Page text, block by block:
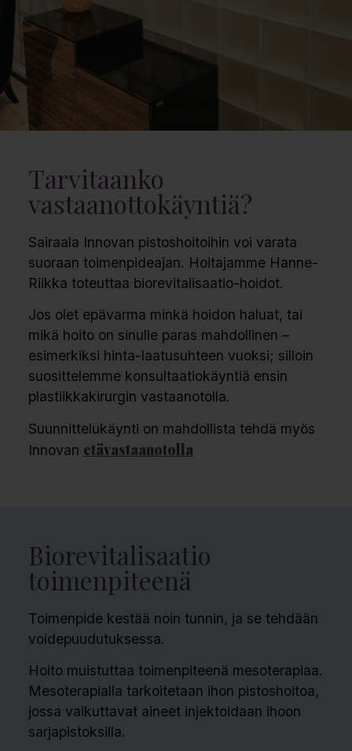
Tarvitaanko
vastaanottokäyntiä?
Sairaala Innovan pistoshoitoihin voi varata
suoraan toimenpideajan. Hoitajamme Hanne-
Riikka toteuttaa biorevitalisaatio-hoidot.
Jos olet epävarma minkä hoidon haluat, tai
mikä hoito on sinulle paras mahdollinen –
esimerkiksi hinta-laatusuhteen vuoksi; silloin
suosittelemme konsultaatiokäyntiä ensin
plastiikkakirurgin vastaanotolla.
Suunnittelukäynti on mahdollista tehdä myös
Innovan etävastaanotolla
Biorevitalisaatio
toimenpiteenä
Toimenpide kestää noin tunnin, ja se tehdään
voidepuudutuksessa.
Hoito muistuttaa toimenpiteenä mesoterapiaa.
Mesoterapialla tarkoitetaan ihon pistoshoitoa,
jossa vaikuttavat aineet injektoidaan ihoon
sarjapistoksilla.